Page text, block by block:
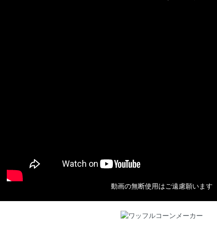
動画の無断使用はご遠慮願います